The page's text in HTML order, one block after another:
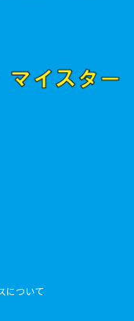
について